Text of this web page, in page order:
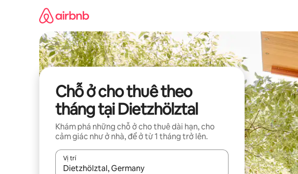
Chỗ ở cho thuê theo
tháng tại Dietzhölztal
Khám phá những chỗ ở cho thuê dài hạn, cho
cảm giác như ở nhà, để ở từ 1 tháng trở lên.
Vị trí
Khi có kết quả, hãy điều hướng bằng phím mũi tên lên và xuống hoặc